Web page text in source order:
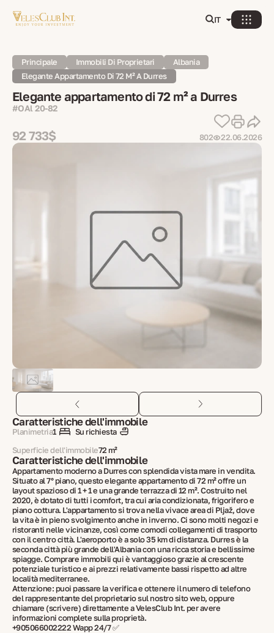
IT
Principale Immobili Di Proprietari
Albania
Elegante Appartamento Di 72 M² A Durres
Elegante appartamento di 72 m² a Durres
#OAl 20-82
92 733$ 802 22.06.2026
Caratteristiche dell'immobile
Planimetria1
Su richiesta
Superficie dell'immobile72 m²
Caratteristiche dell'immobile
Appartamento moderno a Durres con splendida vista mare in vendita.
Situato al 7° piano, questo elegante appartamento di 72 m² offre un
layout spazioso di 1 + 1 e una grande terrazza di 12 m². Costruito nel
2020, è dotato di tutti i comfort, tra cui aria condizionata, frigorifero e
piano cottura. L'appartamento si trova nella vivace area di Pljaž, dove
la vita è in pieno svolgimento anche in inverno. Ci sono molti negozi e
ristoranti nelle vicinanze, così come comodi collegamenti di trasporto
con il centro città. L'aeroporto è a solo 35 km di distanza. Durres è la
seconda città più grande dell'Albania con una ricca storia e bellissime
spiagge. Comprare immobili qui è vantaggioso grazie al crescente
potenziale turistico e ai prezzi relativamente bassi rispetto ad altre
località mediterranee.
Attenzione: puoi passare la verifica e ottenere il numero di telefono
del rappresentante del proprietario sul nostro sito web, oppure
chiamare (scrivere) direttamente a VelesClub Int. per avere
informazioni complete sulla proprietà.
+905066002222 Wapp 24/7 ✅